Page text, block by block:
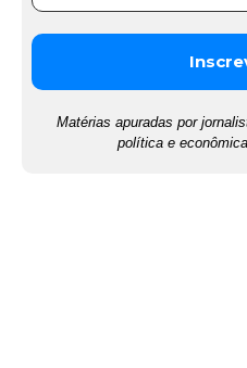
Matérias apuradas por
política e